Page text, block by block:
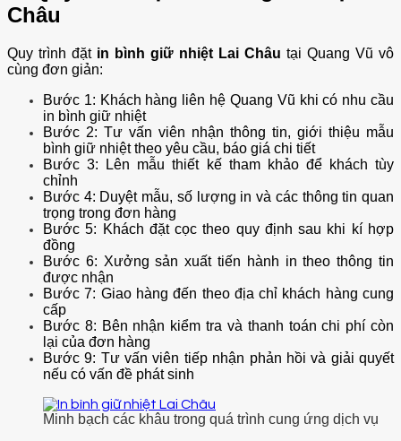
Châu
Quy trình đặt in bình giữ nhiệt Lai Châu tại Quang Vũ vô
cùng đơn giản:
Bước 1: Khách hàng liên hệ Quang Vũ khi có nhu cầu
in bình giữ nhiệt
Bước 2: Tư vấn viên nhận thông tin, giới thiệu mẫu
bình giữ nhiệt theo yêu cầu, báo giá chi tiết
Bước 3: Lên mẫu thiết kế tham khảo để khách tùy
chỉnh
Bước 4: Duyệt mẫu, số lượng in và các thông tin quan
trọng trong đơn hàng
Bước 5: Khách đặt cọc theo quy định sau khi kí hợp
đồng
Bước 6: Xưởng sản xuất tiến hành in theo thông tin
được nhận
Bước 7: Giao hàng đến theo địa chỉ khách hàng cung
cấp
Bước 8: Bên nhận kiểm tra và thanh toán chi phí còn
lại của đơn hàng
Bước 9: Tư vấn viên tiếp nhận phản hồi và giải quyết
nếu có vấn đề phát sinh
Minh bạch các khâu trong quá trình cung ứng dịch vụ